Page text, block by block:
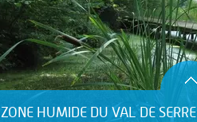
ZONE HUMIDE DU VAL DE SERRE